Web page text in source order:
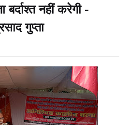
नहीं करेगी -
गुप्ता